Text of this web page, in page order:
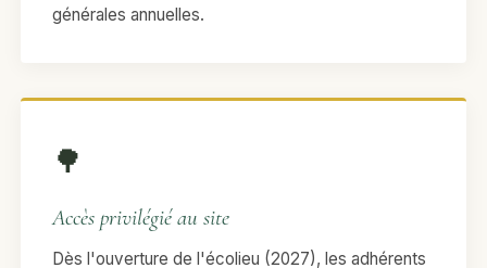
générales annuelles.
🌳
Accès privilégié au site
Dès l'ouverture de l'écolieu (2027), les adhérents